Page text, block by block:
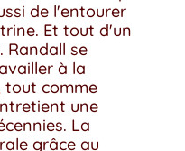
de l'entourer
Et tout d'un
Randall se
à la
tout comme
une
La
grâce au